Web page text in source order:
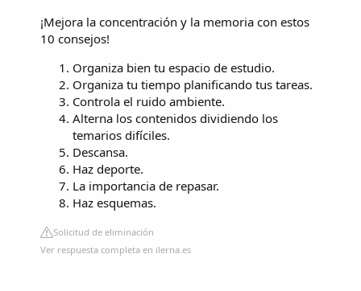
¡Mejora la concentración y la memoria con estos
10 consejos!
Organiza bien tu espacio de estudio.
Organiza tu tiempo planificando tus tareas.
Controla el ruido ambiente.
Alterna los contenidos dividiendo los
temarios difíciles.
Descansa.
Haz deporte.
La importancia de repasar.
Haz esquemas.
Solicitud de eliminación
Ver respuesta completa en ilerna.es